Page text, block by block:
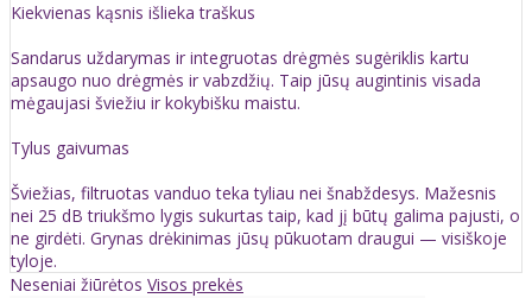
Kiekvienas kąsnis išlieka traškus
Sandarus uždarymas ir integruotas drėgmės sugėriklis kartu
apsaugo nuo drėgmės ir vabzdžių. Taip jūsų augintinis visada
mėgaujasi šviežiu ir kokybišku maistu.
Tylus gaivumas
Šviežias, filtruotas vanduo teka tyliau nei šnabždesys. Mažesnis
nei 25 dB triukšmo lygis sukurtas taip, kad jį būtų galima pajusti, o
ne girdėti. Grynas drėkinimas jūsų pūkuotam draugui — visiškoje
tyloje.
Neseniai žiūrėtos Visos prekės